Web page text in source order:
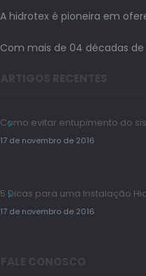
A hidrotex é pioneira em
Com mais de 04 décadas
Como evitar entupimento do
17 de novembro de 2016
5 Dicas para uma Instalação
17 de novembro de 2016